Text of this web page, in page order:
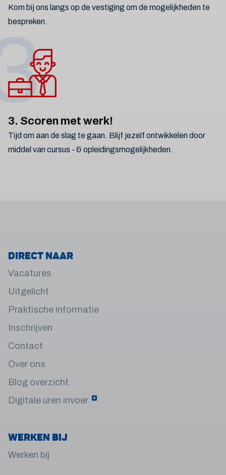
Kom bij ons langs op de vestiging om de mogelijkheden te
bespreken.
3. Scoren met werk!
Tijd om aan de slag te gaan. Blijf jezelf ontwikkelen door
middel van cursus - & opleidingsmogelijkheden.
Direct naar
Vacatures
Uitgelicht
Praktische informatie
Inschrijven
Contact
Over ons
Blog overzicht
Digitale uren invoer
Werken bij
Werken bij